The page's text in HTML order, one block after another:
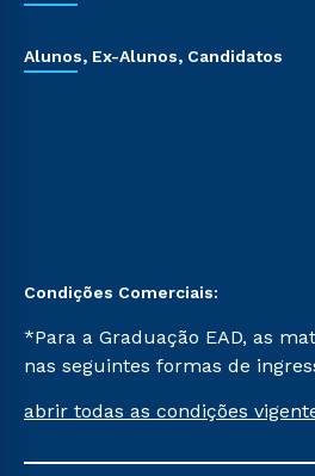
Alunos, Ex-Alunos, Candidatos
Condições Comerciais:
*Para a Graduação EAD, as
nas seguintes formas de
Já para as demais, a taxa de
abrir todas as condições